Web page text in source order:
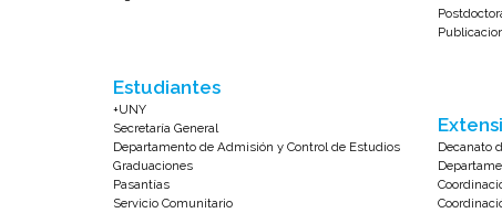
Estudiantes
+UNY
Secretaría General
Departamento de Admisión y Control de Estudios
Graduaciones
Pasantías
Servicio Comunitario
Decanato